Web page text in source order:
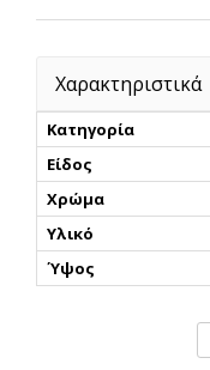
Χαρακτηριστικά
Κατηγορία
Είδος
Χρώμα
Υλικό
Ύψος